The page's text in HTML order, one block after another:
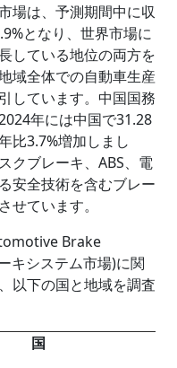
場は、予測期間中に収
となり、世界市場に
している地位の両方を
域全体での自動車生産
しています。中国国務
年には中国で31.28
比3.7%増加しまし
クブレーキ、ABS、電
安全技術を含むブレー
せています。
Brake
キシステム市場)に関
以下の国と地域を調査
国